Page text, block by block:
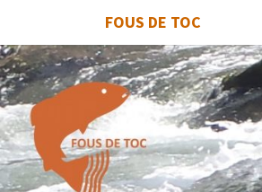
FOUS DE TOC